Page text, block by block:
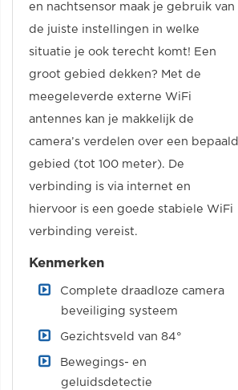
en nachtsensor maak je gebruik van
de juiste instellingen in welke
situatie je ook terecht komt! Een
groot gebied dekken? Met de
meegeleverde externe WiFi
antennes kan je makkelijk de
camera’s verdelen over een bepaald
gebied (tot 100 meter). De
verbinding is via internet en
hiervoor is een goede stabiele WiFi
verbinding vereist.
Kenmerken
Complete draadloze camera
beveiliging systeem
Gezichtsveld van 84°
Bewegings- en
geluidsdetectie